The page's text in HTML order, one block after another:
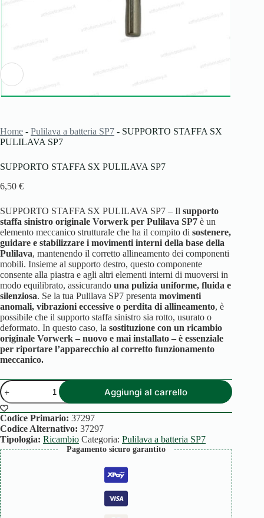
Home - Pulilava a batteria SP7 - SUPPORTO STAFFA SX
PULILAVA SP7
SUPPORTO STAFFA SX PULILAVA SP7
6,50 €
SUPPORTO STAFFA SX PULILAVA SP7 – Il supporto
staffa sinistro originale Vorwerk per Pulilava SP7 è un
elemento meccanico strutturale che ha il compito di sostenere,
guidare e stabilizzare i movimenti interni della base della
Pulilava, mantenendo il corretto allineamento dei componenti
mobili. Insieme al supporto destro, questo componente
consente alla piastra e agli altri elementi interni di muoversi in
modo equilibrato, assicurando una pulizia uniforme, fluida e
silenziosa. Se la tua Pulilava SP7 presenta movimenti
anomali, vibrazioni eccessive o perdita di allineamento, è
possibile che il supporto staffa sinistro sia rotto, usurato o
deformato. In questo caso, la sostituzione con un ricambio
originale Vorwerk – nuovo e mai installato – è essenziale
per riportare l’apparecchio al corretto funzionamento
meccanico.
SUPPORTO
STAFFA
SX
PULILAVA
SP7
quantità
Aggiungi al carrello
Codice Primario: 37297
Codice Alternativo: 37297
Tipologia: Ricambio Categoria: Pulilava a batteria SP7
Pagamento sicuro garantito